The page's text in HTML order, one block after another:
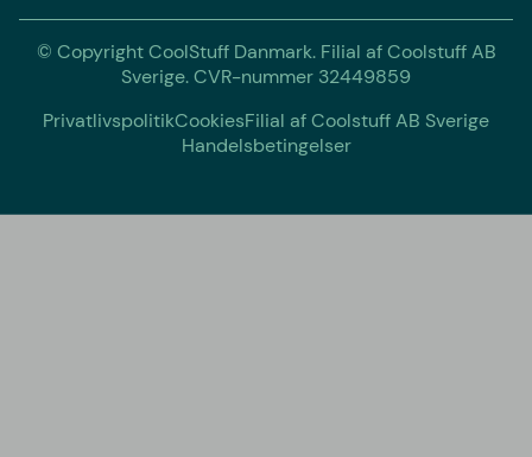
© Copyright CoolStuff Danmark. Filial af Coolstuff AB
Sverige. CVR-nummer 32449859
PrivatlivspolitikCookiesFilial af Coolstuff AB Sverige
Handelsbetingelser